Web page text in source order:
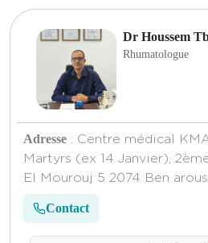
Dr Houssem
Rhumatologue
Adresse : Centre médical
Martyrs (ex 14 Janvier),
El Mourouj 5 2074 Ben
Contact